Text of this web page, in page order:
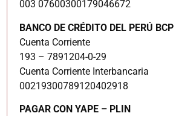
003 07600300179046672
BANCO DE CRÉDITO DEL PERÚ BCP
Cuenta Corriente
193 – 7891204-0-29
Cuenta Corriente Interbancaria
00219300789120402918
PAGAR CON YAPE – PLIN